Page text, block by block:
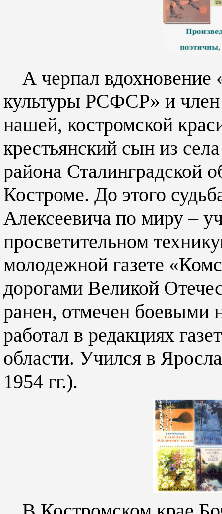
А черпал вдохновение
культуры РСФСР» и
нашей, костромской
крестьянский сын из
района Сталинградской
Костроме. До этого
Алексеевича по миру –
просветительном
молодежной газете
дорогами Великой
ранен, отмечен боевыми
работал в редакциях
области. Учился в
1954 гг.).